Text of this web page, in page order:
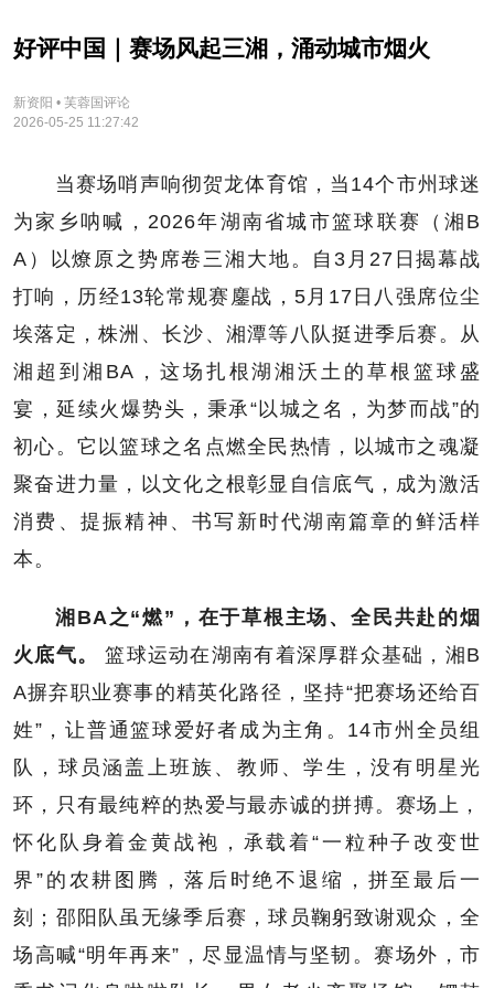
好评中国｜赛场风起三湘，涌动城市烟火
新资阳 • 芙蓉国评论
2026-05-25 11:27:42
当赛场哨声响彻贺龙体育馆，当14个市州球迷
为家乡呐喊，2026年湖南省城市篮球联赛（湘B
A）以燎原之势席卷三湘大地。自3月27日揭幕战
打响，历经13轮常规赛鏖战，5月17日八强席位尘
埃落定，株洲、长沙、湘潭等八队挺进季后赛。从
湘超到湘BA，这场扎根湖湘沃土的草根篮球盛
宴，延续火爆势头，秉承“以城之名，为梦而战”的
初心。它以篮球之名点燃全民热情，以城市之魂凝
聚奋进力量，以文化之根彰显自信底气，成为激活
消费、提振精神、书写新时代湖南篇章的鲜活样
本。
湘BA之“燃”，在于草根主场、全民共赴的烟
火底气。篮球运动在湖南有着深厚群众基础，湘B
A摒弃职业赛事的精英化路径，坚持“把赛场还给百
姓”，让普通篮球爱好者成为主角。14市州全员组
队，球员涵盖上班族、教师、学生，没有明星光
环，只有最纯粹的热爱与最赤诚的拼搏。赛场上，
怀化队身着金黄战袍，承载着“一粒种子改变世
界”的农耕图腾，落后时绝不退缩，拼至最后一
刻；邵阳队虽无缘季后赛，球员鞠躬致谢观众，全
场高喊“明年再来”，尽显温情与坚韧。赛场外，市